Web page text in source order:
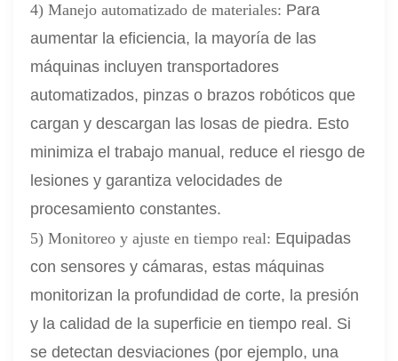
4) Manejo automatizado de materiales: Para
aumentar la eficiencia, la mayoría de las
máquinas incluyen transportadores
automatizados, pinzas o brazos robóticos que
cargan y descargan las losas de piedra. Esto
minimiza el trabajo manual, reduce el riesgo de
lesiones y garantiza velocidades de
procesamiento constantes.
5) Monitoreo y ajuste en tiempo real: Equipadas
con sensores y cámaras, estas máquinas
monitorizan la profundidad de corte, la presión
y la calidad de la superficie en tiempo real. Si
se detectan desviaciones (por ejemplo, una